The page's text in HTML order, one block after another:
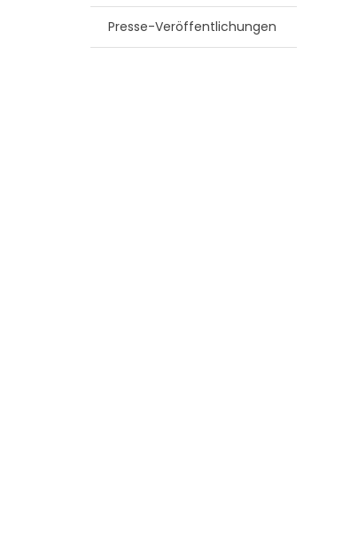
Presse-Veröffentlichungen